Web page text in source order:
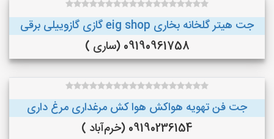
جت هیتر گلخانه بخاری eig shop گازی گازوییلی برقی
09190961758 (ساری )
جت فن تهویه هواکش هوا کش مرغداری مرغ داری
09190236154 (خرم‌آباد )